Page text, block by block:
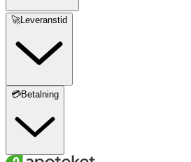
🚀Leveranstid
💳Betalning